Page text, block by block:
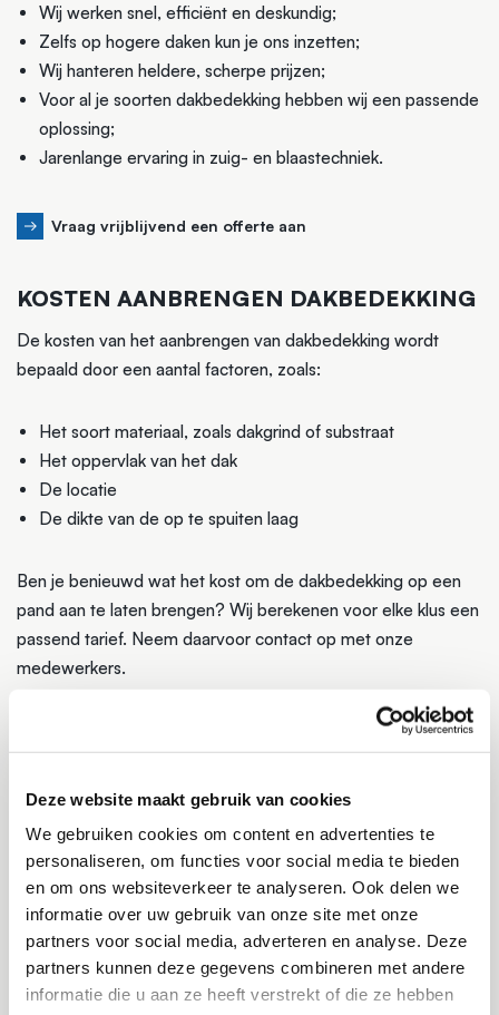
Deze website maakt gebruik van cookies
We gebruiken cookies om content en advertenties te
personaliseren, om functies voor social media te bieden
en om ons websiteverkeer te analyseren. Ook delen we
informatie over uw gebruik van onze site met onze
partners voor social media, adverteren en analyse. Deze
partners kunnen deze gegevens combineren met andere
informatie die u aan ze heeft verstrekt of die ze hebben
Wij werken snel, efficiënt en deskundig;
Zelfs op hogere daken kun je ons inzetten;
Wij hanteren heldere, scherpe prijzen;
Voor al je soorten dakbedekking hebben wij een passende
oplossing;
Jarenlange ervaring in zuig- en blaastechniek.
Vraag vrijblijvend een offerte aan
KOSTEN AANBRENGEN DAKBEDEKKING
De kosten van het aanbrengen van dakbedekking wordt
bepaald door een aantal factoren, zoals:
Het soort materiaal, zoals dakgrind of substraat
Het oppervlak van het dak
De locatie
De dikte van de op te spuiten laag
Ben je benieuwd wat het kost om de dakbedekking op een
pand aan te laten brengen? Wij berekenen voor elke klus een
passend tarief. Neem daarvoor contact op met onze
medewerkers.
OFFERTE AANVRAGEN
Ben je benieuwd wat het kost om de dakbedekking op een
pand aan te laten brengen? Wij berekenen voor elke klus een
passend tarief. Neem daarvoor contact op met onze
medewerkers. Of vraag direct een offerte aan.
VRAAG VRIJBLIJVEND EEN OFFERTE AAN